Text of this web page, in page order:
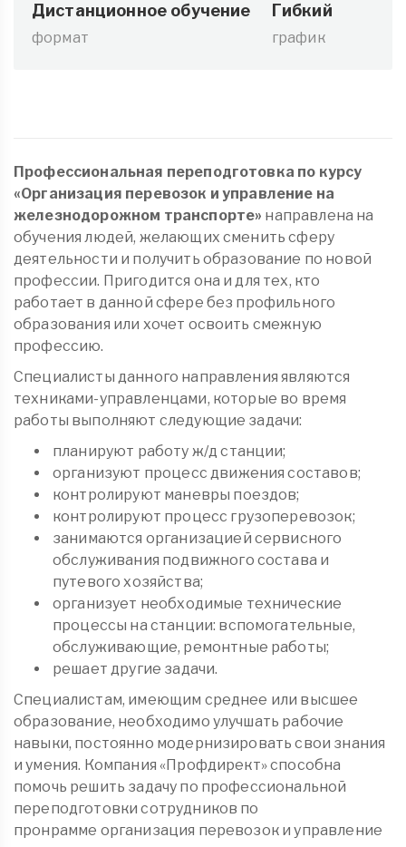
Дистанционное обучение
формат
Гибкий
график
Профессиональная переподготовка по курсу
«Организация перевозок и управление на
железнодорожном транспорте» направлена на
обучения людей, желающих сменить сферу
деятельности и получить образование по новой
профессии. Пригодится она и для тех, кто
работает в данной сфере без профильного
образования или хочет освоить смежную
профессию.
Специалисты данного направления являются
техниками-управленцами, которые во время
работы выполняют следующие задачи:
планируют работу ж/д станции;
организуют процесс движения составов;
контролируют маневры поездов;
контролируют процесс грузоперевозок;
занимаются организацией сервисного
обслуживания подвижного состава и
путевого хозяйства;
организует необходимые технические
процессы на станции: вспомогательные,
обслуживающие, ремонтные работы;
решает другие задачи.
Специалистам, имеющим среднее или высшее
образование, необходимо улучшать рабочие
навыки, постоянно модернизировать свои знания
и умения. Компания «Профдирект» способна
помочь решить задачу по профессиональной
переподготовки сотрудников по
пронрамме организация перевозок и управление